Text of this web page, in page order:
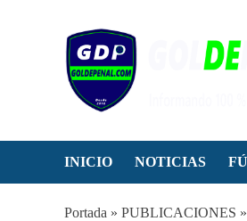
INICIO NOTICIAS
Portada » PUBLICACIONES »